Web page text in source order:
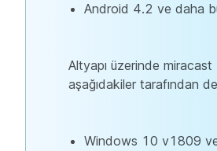
Android 4.2 ve daha
Altyapı üzerinde
aşağıdakiler tarafından
Windows 10 v1809